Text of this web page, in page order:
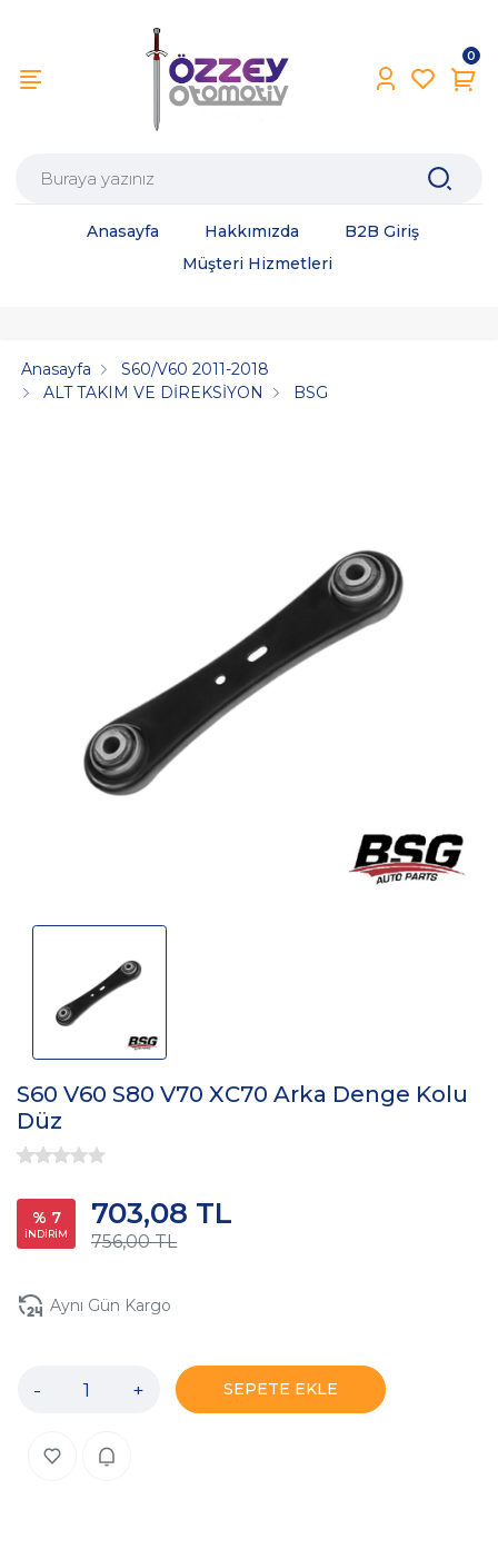
0
Anasayfa Hakkımızda
B2B Giriş
Müşteri Hizmetleri
Anasayfa
S60/V60 2011-2018
ALT TAKIM VE DİREKSİYON
BSG
S60 V60 S80 V70 XC70 Arka Denge Kolu
Düz
% 7
İNDİRİM 756,00 TL
703,08 TL
Aynı Gün Kargo
- + SEPETE EKLE